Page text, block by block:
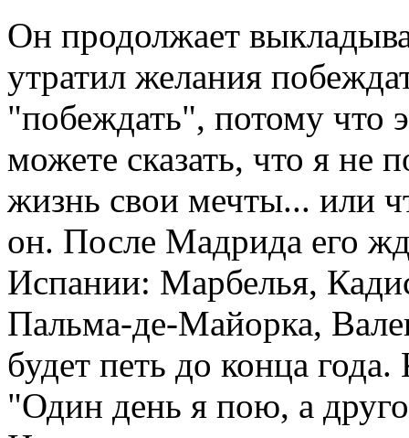
Он продолжает
утратил желания
"побеждать", потому что
можете сказать, что я не
жизнь свои мечты... или
он. После Мадрида его
Испании: Марбелья,
Пальма-де-Майорка,
будет петь до конца
"Один день я пою, а